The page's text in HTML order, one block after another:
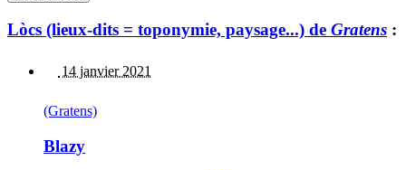
Lòcs (lieux-dits = toponymie, paysage...) de Gratens :
14 janvier 2021
(Gratens)
Blazy